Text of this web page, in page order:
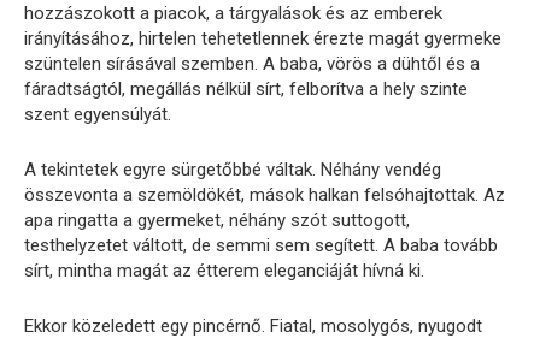
hozzászokott a piacok, a tárgyalások és az emberek
irányításához, hirtelen tehetetlennek érezte magát gyermeke
szüntelen sírásával szemben. A baba, vörös a dühtől és a
fáradtságtól, megállás nélkül sírt, felborítva a hely szinte
szent egyensúlyát.
A tekintetek egyre sürgetőbbé váltak. Néhány vendég
összevonta a szemöldökét, mások halkan felsóhajtottak. Az
apa ringatta a gyermeket, néhány szót suttogott,
testhelyzetet váltott, de semmi sem segített. A baba tovább
sírt, mintha magát az étterem eleganciáját hívná ki.
Ekkor közeledett egy pincérnő. Fiatal, mosolygós, nyugodt